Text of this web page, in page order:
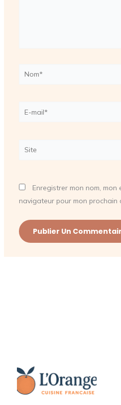
Nom*
E-
Site
Enregistrer mon nom,
navigateur pour mon prochain